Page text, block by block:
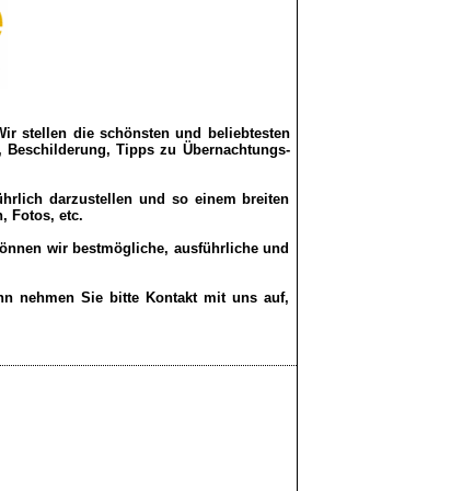
stellen die schönsten und beliebtesten
Tipps zu Übernachtungs-
darzustellen und so einem breiten
Fotos, etc.
wir bestmögliche, ausführliche und
nehmen Sie bitte Kontakt mit uns auf,